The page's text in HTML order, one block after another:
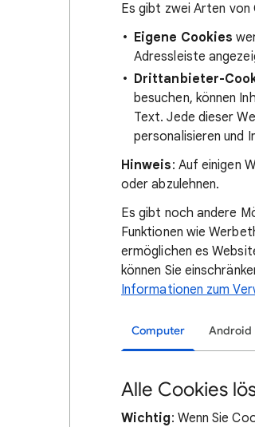
Es gibt zwei Arten von
Eigene Cookies
Adressleiste
Drittanbieter-
besuchen, können
Text. Jede dieser
personalisieren und
Hinweis: Auf einigen
oder abzulehnen.
Es gibt noch andere
Funktionen wie
ermöglichen es
können Sie
Informationen zum
Computer Android
Alle Cookies
Wichtig: Wenn Sie